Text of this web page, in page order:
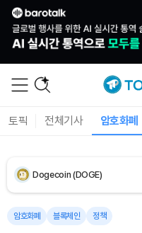
토픽 전체기사 암호화폐
XRP (XRP)
Dogecoin (DOGE)
Bitcoin (BTC)
암호화폐 블록체인 정책